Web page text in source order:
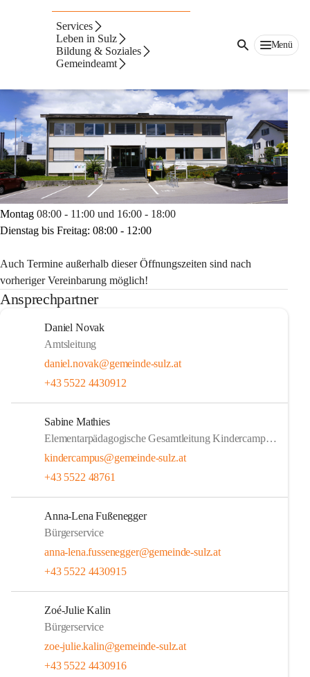
Services
Leben in Sulz
Bildung & Soziales
Gemeindeamt
Menü
Ansprechpartner &
Öffnungszeiten
Montag 08:00 - 11:00 und 16:00 - 18:00
Dienstag bis Freitag: 08:00 - 12:00
Auch Termine außerhalb dieser Öffnungszeiten sind nach
vorheriger Vereinbarung möglich!
Ansprechpartner
Daniel Novak
Amtsleitung
daniel.novak@gemeinde-sulz.at
+43 5522 4430912
Sabine Mathies
Elementarpädagogische Gesamtleitung Kindercampus Sulz
kindercampus@gemeinde-sulz.at
+43 5522 48761
Anna-Lena Fußenegger
Bürgerservice
anna-lena.fussenegger@gemeinde-sulz.at
+43 5522 4430915
Zoé-Julie Kalin
Bürgerservice
zoe-julie.kalin@gemeinde-sulz.at
+43 5522 4430916